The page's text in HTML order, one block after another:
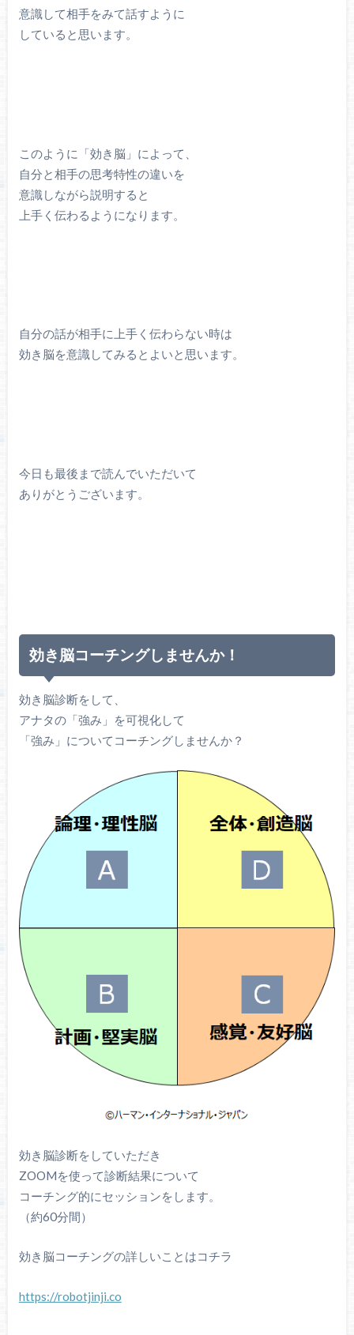
意識して相手をみて話すように
していると思います。
このように「効き脳」によって、
自分と相手の思考特性の違いを
意識しながら説明すると
上手く伝わるようになります。
自分の話が相手に上手く伝わらない時は
効き脳を意識してみるとよいと思います。
今日も最後まで読んでいただいて
ありがとうございます。
効き脳コーチングしませんか！
効き脳診断をして、
アナタの「強み」を可視化して
「強み」についてコーチングしませんか？
効き脳診断をしていただき
ZOOMを使って診断結果について
コーチング的にセッションをします。
（約60分間）
効き脳コーチングの詳しいことはコチラ
https://robotjinji.co